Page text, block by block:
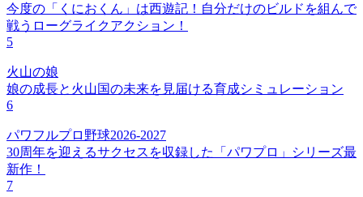
今度の「くにおくん」は西遊記！自分だけのビルドを組んで
戦うローグライクアクション！
5
火山の娘
娘の成長と火山国の未来を見届ける育成シミュレーション
6
パワフルプロ野球2026-2027
30周年を迎えるサクセスを収録した「パワプロ」シリーズ最
新作！
7